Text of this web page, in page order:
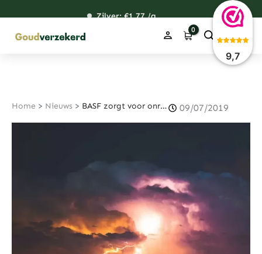
9,7
120,76
Zilver: €1,77/g
48,67
38,39
Home > Nieuws > BASF zorgt voor onrust op Europese beurzen 09/07/2019